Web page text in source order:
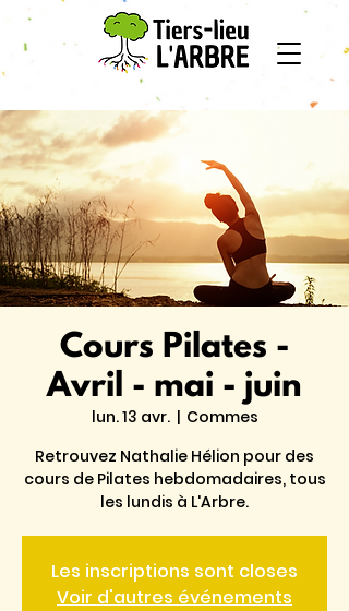
Cours Pilates -
Avril - mai - juin
lun. 13 avr.
  |
Commes
Retrouvez Nathalie Hélion pour des
cours de Pilates hebdomadaires, tous
les lundis à L'Arbre.
Les inscriptions sont closes
Voir d'autres événements